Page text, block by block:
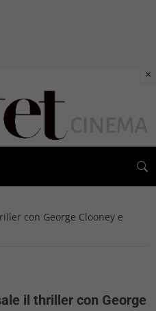
con George Clooney e
il thriller con George
×